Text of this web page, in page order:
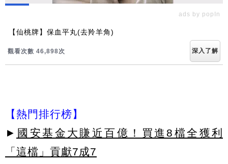
ads by popIn
【仙桃牌】保血平丸(去羚羊角)
觀看次數 46,899次 深入了解
【熱門排行榜】
► 國安基金大賺近百億！買進8檔全獲利
「這檔」貢獻7成7